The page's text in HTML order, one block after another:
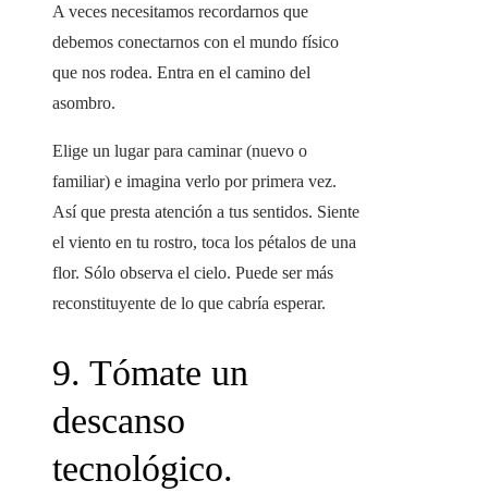
A veces necesitamos recordarnos que
debemos conectarnos con el mundo físico
que nos rodea. Entra en el camino del
asombro.
Elige un lugar para caminar (nuevo o
familiar) e imagina verlo por primera vez.
Así que presta atención a tus sentidos. Siente
el viento en tu rostro, toca los pétalos de una
flor. Sólo observa el cielo. Puede ser más
reconstituyente de lo que cabría esperar.
9. Tómate un
descanso
tecnológico.